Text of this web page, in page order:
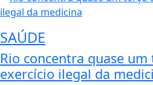
SAÚDE
Rio concentra quase um
exercício ilegal da